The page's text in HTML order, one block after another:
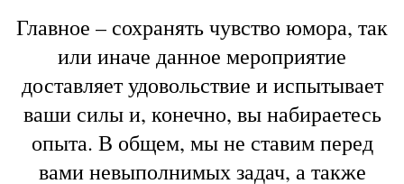
Главное – сохранять чувство юмора, так
или иначе данное мероприятие
доставляет удовольствие и испытывает
ваши силы и, конечно, вы набираетесь
опыта. В общем, мы не ставим перед
вами невыполнимых задач, а также